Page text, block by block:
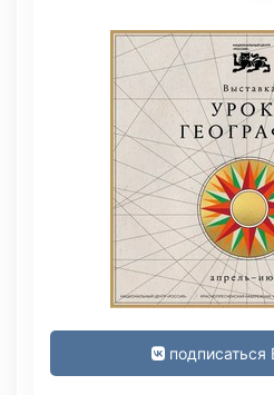
подписаться